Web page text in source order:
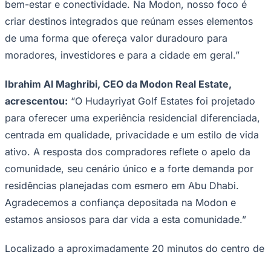
Corinthians
bem-estar e conectividade. Na Modon, nosso foco é
criar destinos integrados que reúnam esses elementos
de uma forma que ofereça valor duradouro para
moradores, investidores e para a cidade em geral.”
Ibrahim Al Maghribi, CEO da Modon Real Estate,
acrescentou: “O Hudayriyat Golf Estates foi projetado
para oferecer uma experiência residencial diferenciada,
centrada em qualidade, privacidade e um estilo de vida
ativo. A resposta dos compradores reflete o apelo da
comunidade, seu cenário único e a forte demanda por
residências planejadas com esmero em Abu Dhabi.
Agradecemos a confiança depositada na Modon e
estamos ansiosos para dar vida a esta comunidade.”
Localizado a aproximadamente 20 minutos do centro de